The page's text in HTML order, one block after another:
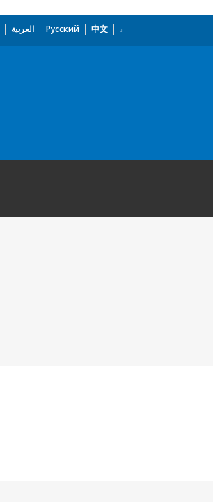
العربية Русский 中文